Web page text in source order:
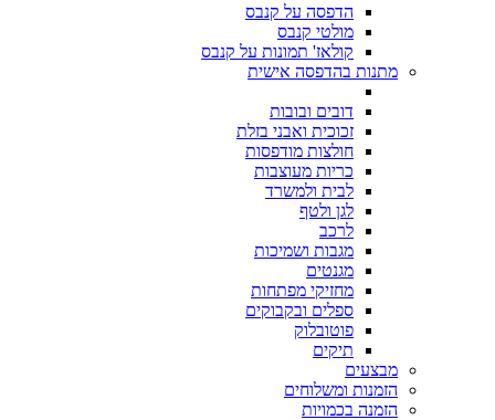
הדפסה על קנבס
מולטי קנבס
קולאז' תמונות על קנבס
מתנות בהדפסה אישית
דובים ובובות
זכוכית ואבני בזלת
חולצות מודפסות
כריות מעוצבות
לבית ולמשרד
לגן ולטף
לרכב
מגבות ושמיכות
מגנטים
מחזיקי מפתחות
ספלים ובקבוקים
פוטובלוק
תיקים
מבצעים
הזמנות ומשלוחים
הזמנה בכמויות